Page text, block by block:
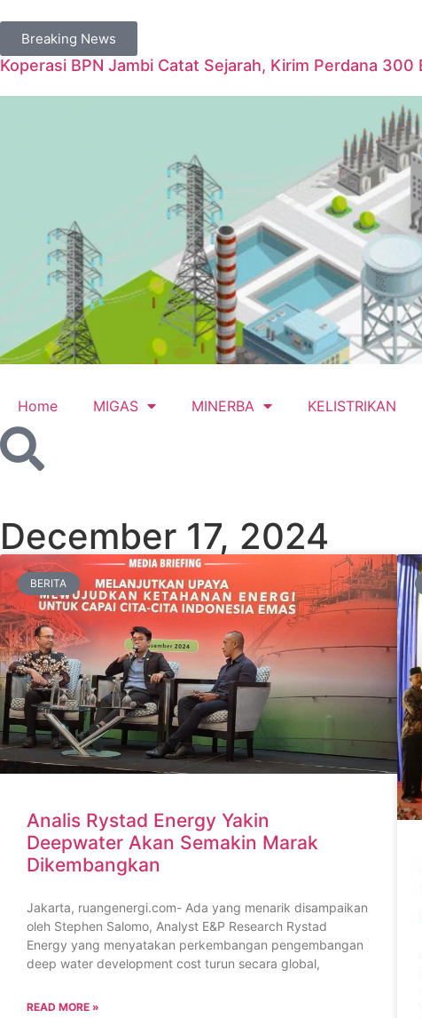
Breaking News
Koperasi BPN Jambi Catat Sejarah, Kirim Perdana
Home MIGAS MINERBA KELISTRIKAN
December 17, 2024
BERITA
Analis Rystad Energy Yakin
Deepwater Akan Semakin Marak
Dikembangkan
Jakarta, ruangenergi.com- Ada yang menarik disampaikan
oleh Stephen Salomo, Analyst E&P Research Rystad
Energy yang menyatakan perkembangan pengembangan
deep water development cost turun secara global,
READ MORE »